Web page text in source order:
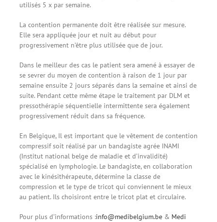
utilisés 5 x par semaine.
La contention permanente doit être réalisée sur mesure.
Elle sera appliquée jour et nuit au début pour
progressivement n’être plus utilisée que de jour.
Dans le meilleur des cas le patient sera amené à essayer de
se sevrer du moyen de contention à raison de 1 jour par
semaine ensuite 2 jours séparés dans la semaine et ainsi de
suite. Pendant cette même étape le traitement par DLM et
pressothérapie séquentielle intermittente sera également
progressivement réduit dans sa fréquence.
En Belgique, Il est important que le vêtement de contention
compressif soit réalisé par un bandagiste agrée INAMI
(Institut national belge de maladie et d’invalidité)
spécialisé en lymphologie. Le bandagiste, en collaboration
avec le kinésithérapeute, détermine la classe de
compression et le type de tricot qui conviennent le mieux
au patient. Ils choisiront entre le tricot plat et circulaire.
Pour plus d’informations :info@medibelgium.be & Medi